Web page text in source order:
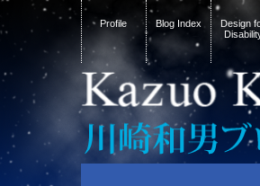
Profile Blog Index
Design